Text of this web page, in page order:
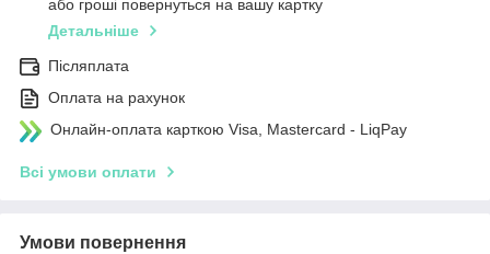
або гроші повернуться на вашу картку
Детальніше
Післяплата
Оплата на рахунок
Онлайн-оплата карткою Visa, Mastercard - LiqPay
Всі умови оплати
Умови повернення